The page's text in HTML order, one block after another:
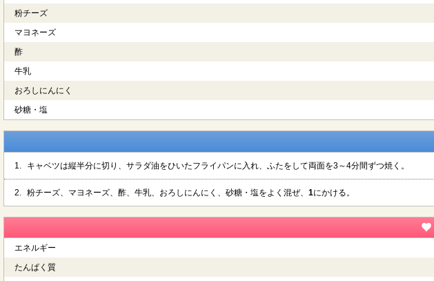
粉チーズ
マヨネーズ
酢
牛乳
おろしにんにく
砂糖・塩
1. キャベツは縦半分に切り、サラダ油をひいたフライパンに入れ、ふたをして両面を3～4分間ずつ焼く。
2. 粉チーズ、マヨネーズ、酢、牛乳、おろしにんにく、砂糖・塩をよく混ぜ、 1にかける。
エネルギー
たんぱく質